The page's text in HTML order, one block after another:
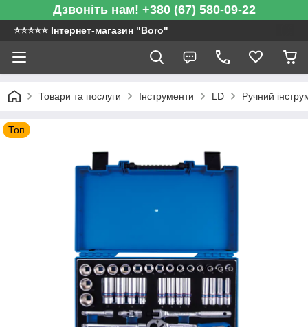
Дзвоніть нам! +380 (67) 580-09-22
⭐️⭐️⭐️⭐️⭐️ Інтернет-магазин "Boro"
Товари та послуги Інструменти LD Ручний
Топ